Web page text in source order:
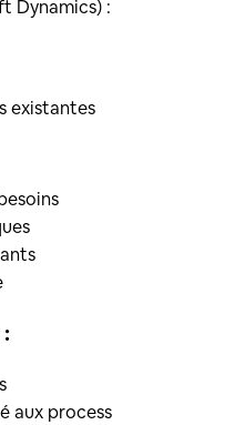
Dynamics) :
existantes
aux process